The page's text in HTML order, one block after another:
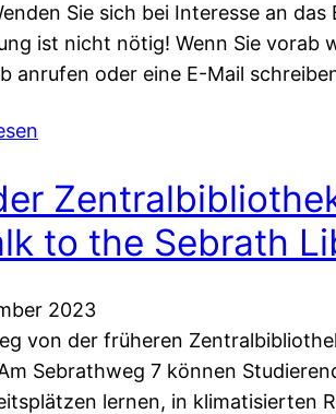
Sie sich bei Interesse an
ist nicht nötig! Wenn Sie vorab
anrufen oder eine E-Mail
to the Sebrath
2023
von der früheren
Sebrathweg 7 können
lernen, in klimatisierten